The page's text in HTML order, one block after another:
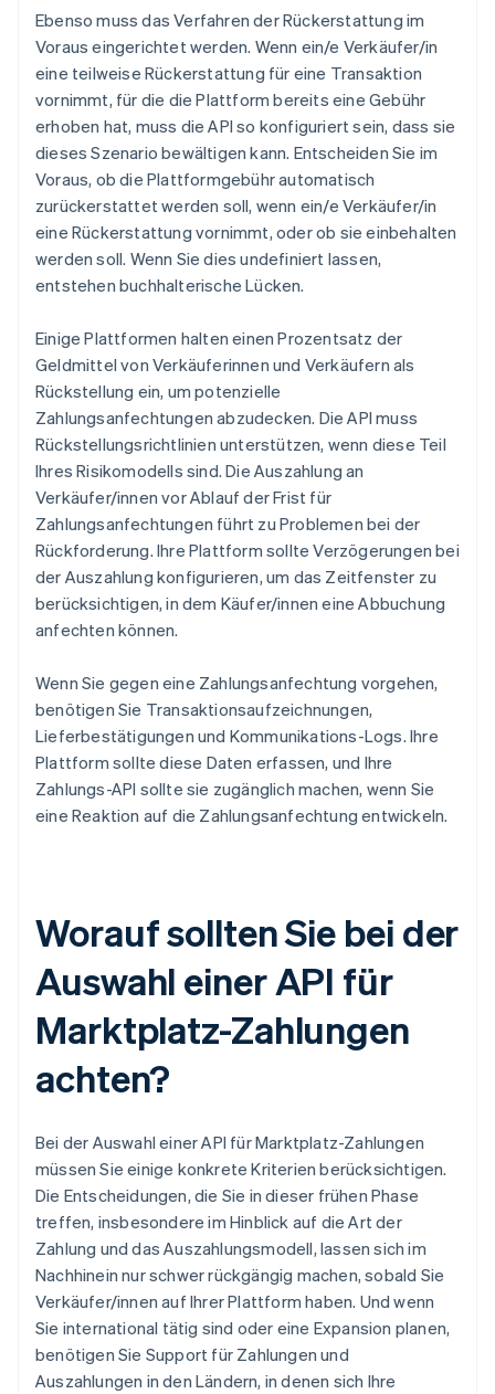
Ebenso muss das Verfahren der Rückerstattung im
Voraus eingerichtet werden. Wenn ein/e Verkäufer/in
eine teilweise Rückerstattung für eine Transaktion
vornimmt, für die die Plattform bereits eine Gebühr
erhoben hat, muss die API so konfiguriert sein, dass sie
dieses Szenario bewältigen kann. Entscheiden Sie im
Voraus, ob die Plattformgebühr automatisch
zurückerstattet werden soll, wenn ein/e Verkäufer/in
eine Rückerstattung vornimmt, oder ob sie einbehalten
werden soll. Wenn Sie dies undefiniert lassen,
entstehen buchhalterische Lücken.
Einige Plattformen halten einen Prozentsatz der
Geldmittel von Verkäuferinnen und Verkäufern als
Rückstellung ein, um potenzielle
Zahlungsanfechtungen abzudecken. Die API muss
Rückstellungsrichtlinien unterstützen, wenn diese Teil
Ihres Risikomodells sind. Die Auszahlung an
Verkäufer/innen vor Ablauf der Frist für
Zahlungsanfechtungen führt zu Problemen bei der
Rückforderung. Ihre Plattform sollte Verzögerungen bei
der Auszahlung konfigurieren, um das Zeitfenster zu
berücksichtigen, in dem Käufer/innen eine Abbuchung
anfechten können.
Wenn Sie gegen eine Zahlungsanfechtung vorgehen,
benötigen Sie Transaktionsaufzeichnungen,
Lieferbestätigungen und Kommunikations-Logs. Ihre
Plattform sollte diese Daten erfassen, und Ihre
Zahlungs-API sollte sie zugänglich machen, wenn Sie
eine Reaktion auf die Zahlungsanfechtung entwickeln.
Worauf sollten Sie bei der
Auswahl einer API für
Marktplatz-Zahlungen
achten?
Bei der Auswahl einer API für Marktplatz-Zahlungen
müssen Sie einige konkrete Kriterien berücksichtigen.
Die Entscheidungen, die Sie in dieser frühen Phase
treffen, insbesondere im Hinblick auf die Art der
Zahlung und das Auszahlungsmodell, lassen sich im
Nachhinein nur schwer rückgängig machen, sobald Sie
Verkäufer/innen auf Ihrer Plattform haben. Und wenn
Sie international tätig sind oder eine Expansion planen,
benötigen Sie Support für Zahlungen und
Auszahlungen in den Ländern, in denen sich Ihre